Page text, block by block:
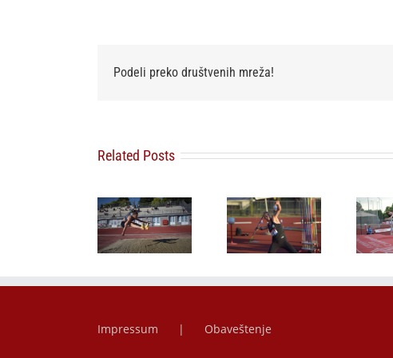
Podeli preko društvenih mreža!
Related Posts
Adriana
Vilagoš: Cilj
mi je da
bacim
Angelina
Topić:
Verujem u
Impressum Obaveštenje